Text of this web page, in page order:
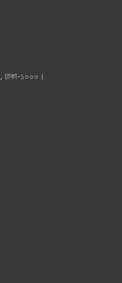
ঢাকা-১০০০।